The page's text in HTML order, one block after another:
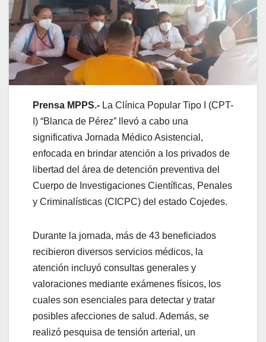
Prensa MPPS.- La Clínica Popular Tipo I (CPT-
I) “Blanca de Pérez” llevó a cabo una
significativa Jornada Médico Asistencial,
enfocada en brindar atención a los privados de
libertad del área de detención preventiva del
Cuerpo de Investigaciones Científicas, Penales
y Criminalísticas (CICPC) del estado Cojedes.
Durante la jornada, más de 43 beneficiados
recibieron diversos servicios médicos, la
atención incluyó consultas generales y
valoraciones mediante exámenes físicos, los
cuales son esenciales para detectar y tratar
posibles afecciones de salud. Además, se
realizó pesquisa de tensión arterial, un